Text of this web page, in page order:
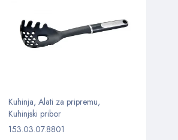
Kuhinja, Alati za pripremu,
Kuhinjski pribor
153.03.07.8801